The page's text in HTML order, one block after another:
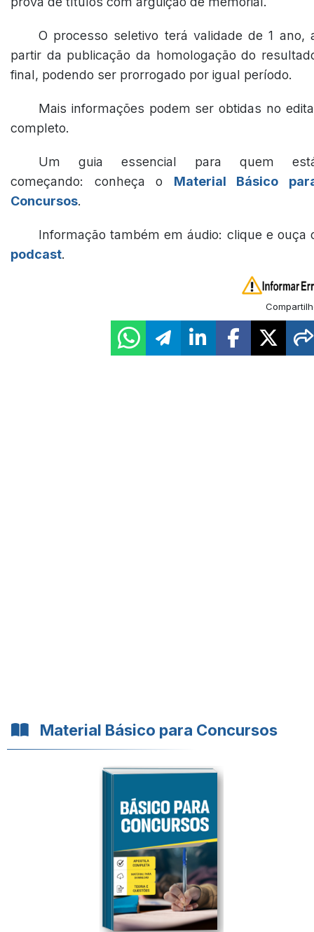
O processo seletivo terá validade de 1 ano,
partir da publicação da homologação do
final, podendo ser prorrogado por igual período.
Mais informações podem ser obtidas no
completo.
Um guia essencial para quem
começando: conheça o Material Básico
Concursos.
Informação também em áudio: clique e ouça
podcast.
Material Básico para Concursos